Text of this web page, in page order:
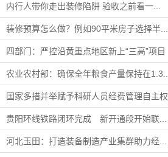
内行人带你走出装修陷阱 验收之前看一...
装修预算怎么做？例如90平米房子选择半...
四部门：严控沿黄重点地区新上“三高”项目
农业农村部：确保全年粮食产量保持在1.3...
国家多措并举赋予科研人员经费管理自主权
贵阳环线铁路闭环完成 新开通段开始联...
河北玉田：打造装备制造产业集群助力经...